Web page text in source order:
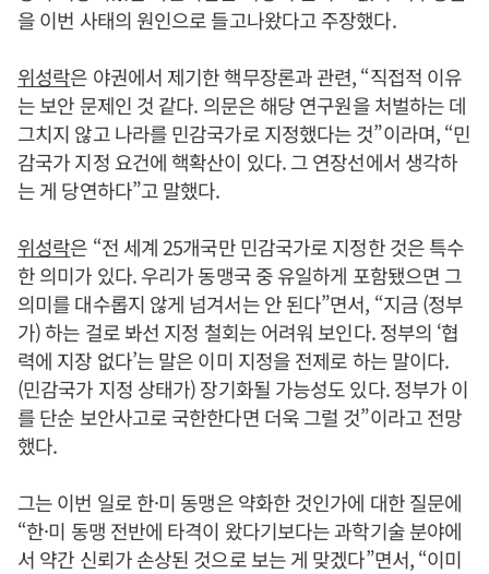
을 이번 사태의 원인으로 들고나왔다고 주장했다.
위성락은 야권에서 제기한 핵무장론과 관련, “직접적 이유
는 보안 문제인 것 같다. 의문은 해당 연구원을 처벌하는 데
그치지 않고 나라를 민감국가로 지정했다는 것”이라며, “민
감국가 지정 요건에 핵확산이 있다. 그 연장선에서 생각하
는 게 당연하다”고 말했다.
위성락은 “전 세계 25개국만 민감국가로 지정한 것은 특수
한 의미가 있다. 우리가 동맹국 중 유일하게 포함됐으면 그
의미를 대수롭지 않게 넘겨서는 안 된다”면서, “지금 (정부
가) 하는 걸로 봐선 지정 철회는 어려워 보인다. 정부의 ‘협
력에 지장 없다’는 말은 이미 지정을 전제로 하는 말이다.
(민감국가 지정 상태가) 장기화될 가능성도 있다. 정부가 이
를 단순 보안사고로 국한한다면 더욱 그럴 것”이라고 전망
했다.
그는 이번 일로 한·미 동맹은 약화한 것인가에 대한 질문에
“한·미 동맹 전반에 타격이 왔다기보다는 과학기술 분야에
서 약간 신뢰가 손상된 것으로 보는 게 맞겠다”면서, “이미